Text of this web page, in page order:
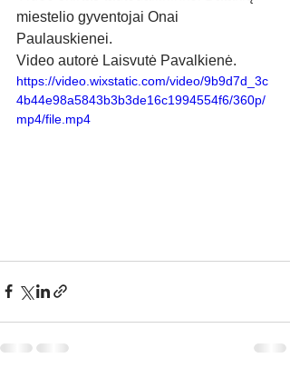
miestelio gyventojai Onai
Paulauskienei.
Video autorė Laisvutė Pavalkienė.
https://video.wixstatic.com/video/9b9d7d_3c
4b44e98a5843b3b3de16c1994554f6/360p/
mp4/file.mp4